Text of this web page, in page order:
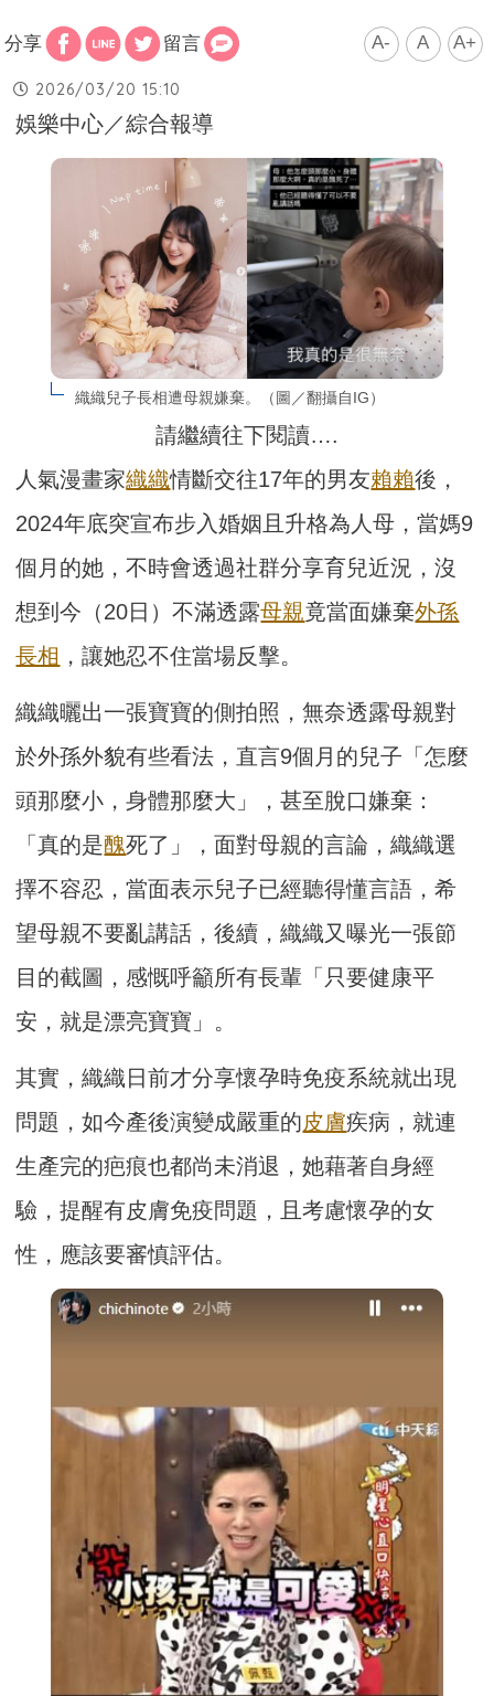
分享 留言 A- A A+
2026/03/20 15:10
娛樂中心／綜合報導
織織兒子長相遭母親嫌棄。（圖／翻攝自IG）
請繼續往下閱讀….
人氣漫畫家織織情斷交往17年的男友賴賴後，
2024年底突宣布步入婚姻且升格為人母，當媽9
個月的她，不時會透過社群分享育兒近況，沒
想到今（20日）不滿透露母親竟當面嫌棄外孫
長相 ，讓她忍不住當場反擊。
織織曬出一張寶寶的側拍照，無奈透露母親對
於外孫外貌有些看法，直言9個月的兒子「怎麼
頭那麼小，身體那麼大」，甚至脫口嫌棄：
「真的是醜死了」，面對母親的言論，織織選
擇不容忍，當面表示兒子已經聽得懂言語，希
望母親不要亂講話，後續，織織又曝光一張節
目的截圖，感慨呼籲所有長輩「只要健康平
安，就是漂亮寶寶」。
其實，織織日前才分享懷孕時免疫系統就出現
問題，如今產後演變成嚴重的皮膚疾病，就連
生產完的疤痕也都尚未消退，她藉著自身經
驗，提醒有皮膚免疫問題，且考慮懷孕的女
性，應該要審慎評估。